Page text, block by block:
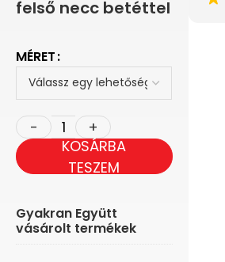
felső necc betéttel
MÉRET
KOSÁRBA
TESZEM
Gyakran Együtt
vásárolt termékek